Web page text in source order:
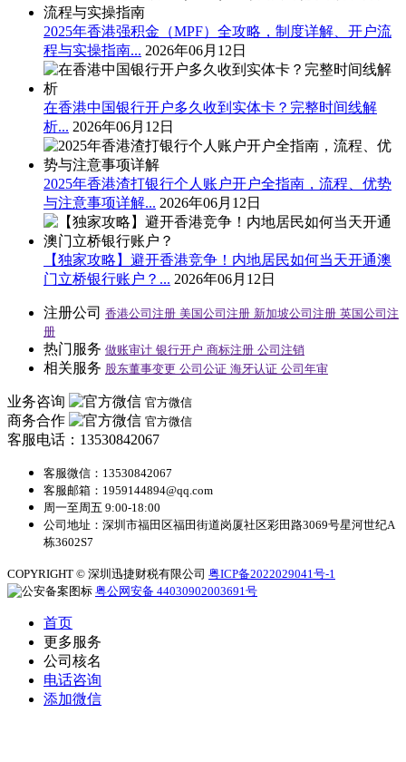
2025年香港强积金（MPF）全攻略，制度详解、开户流
程与实操指南... 2026年06月12日
在香港中国银行开户多久收到实体卡？完整时间线解
析... 2026年06月12日
2025年香港渣打银行个人账户开户全指南，流程、优势
与注意事项详解... 2026年06月12日
【独家攻略】避开香港竞争！内地居民如何当天开通澳
门立桥银行账户？... 2026年06月12日
注册公司 香港公司注册 美国公司注册 新加坡公司注册 英国公司注
册
热门服务 做账审计 银行开户 商标注册 公司注销
相关服务 股东董事变更 公司公证 海牙认证 公司年审
业务咨询 官方微信
商务合作 官方微信
客服电话：13530842067
客服微信：13530842067
客服邮箱：1959144894@qq.com
周一至周五 9:00-18:00
公司地址：深圳市福田区福田街道岗厦社区彩田路3069号星河世纪A
栋3602S7
COPYRIGHT © 深圳迅捷财税有限公司 粤ICP备2022029041号-1
粤公网安备 44030902003691号
首页
更多服务
公司核名
电话咨询
添加微信